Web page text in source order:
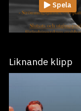
Spela
Liknande klipp